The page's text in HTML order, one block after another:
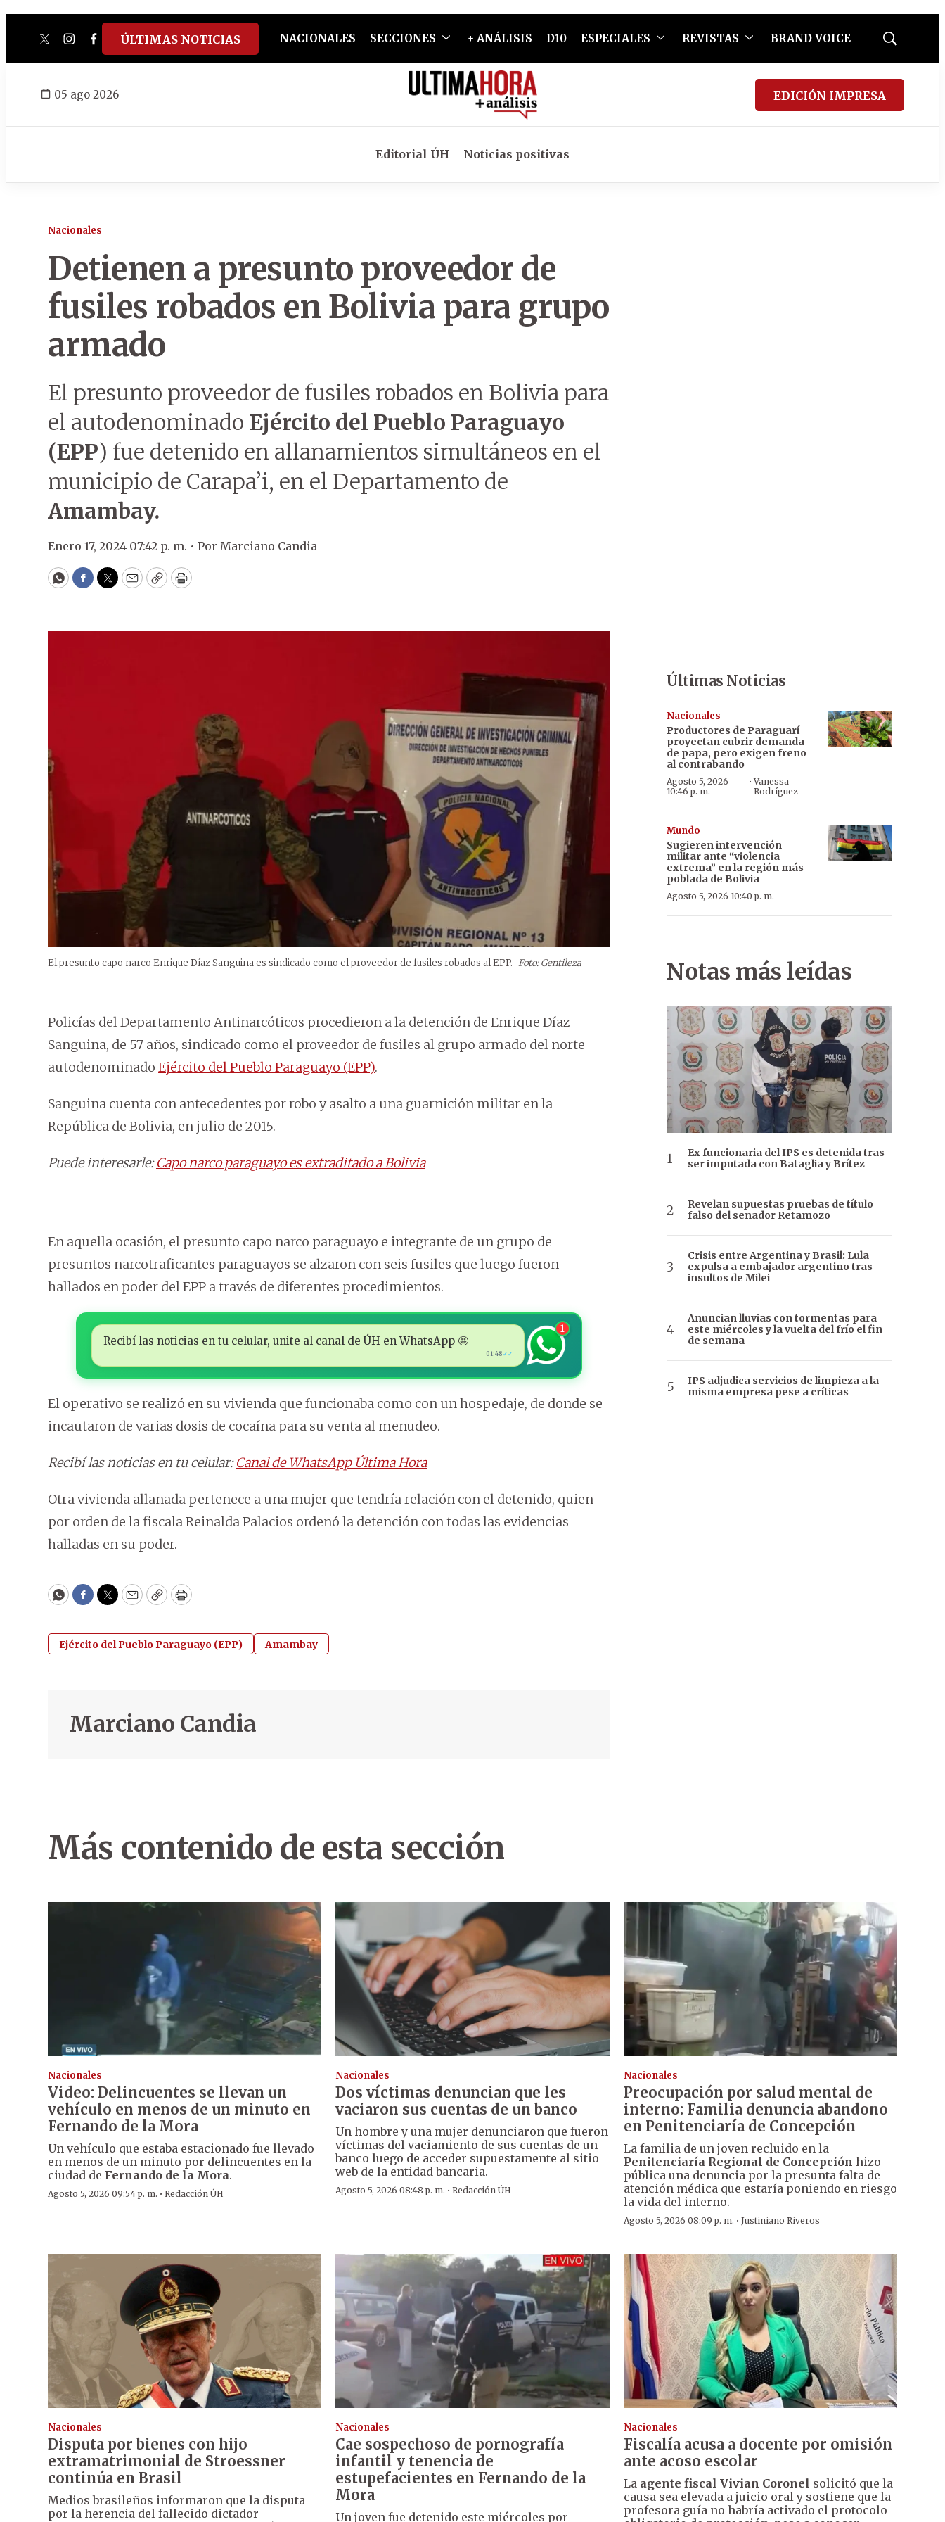
twitterinstagram
facebook
tiktokyoutube
spotify
ÚLTIMAS NOTICIAS NACIONALES SECCIONES + ANÁLISIS D10 ESPECIALES REVISTAS BRAND VOICE
Mostrar
05 ago 2026 EDICIÓN IMPRESA
Editorial ÚH Noticias positivas
Nacionales
Detienen a presunto proveedor de
fusiles robados en Bolivia para grupo
armado
El presunto proveedor de fusiles robados en Bolivia para
el autodenominado Ejército del Pueblo Paraguayo
(EPP) fue detenido en allanamientos simultáneos en el
municipio de Carapa’i, en el Departamento de
Amambay.
Enero 17, 2024 07:42 p. m. • Por Marciano Candia
WhatsApp
Facebook
Twitter
EmailCopyPrint
El presunto capo narco Enrique Díaz Sanguina es sindicado como el proveedor de fusiles robados al EPP. Foto: Gentileza
Policías del Departamento Antinarcóticos procedieron a la detención de Enrique Díaz
Sanguina, de 57 años, sindicado como el proveedor de fusiles al grupo armado del norte
autodenominado Ejército del Pueblo Paraguayo (EPP).
Sanguina cuenta con antecedentes por robo y asalto a una guarnición militar en la
República de Bolivia, en julio de 2015.
Puede interesarle:Capo narco paraguayo es extraditado a Bolivia
En aquella ocasión, el presunto capo narco paraguayo e integrante de un grupo de
presuntos narcotraficantes paraguayos se alzaron con seis fusiles que luego fueron
hallados en poder del EPP a través de diferentes procedimientos.
Recibí las noticias en tu celular, unite al canal de ÚH en WhatsApp 🤩
01:48 ✓✓
1
El operativo se realizó en su vivienda que funcionaba como con un hospedaje, de donde se
incautaron de varias dosis de cocaína para su venta al menudeo.
Recibí las noticias en tu celular:Canal de WhatsApp Última Hora
Otra vivienda allanada pertenece a una mujer que tendría relación con el detenido, quien
por orden de la fiscala Reinalda Palacios ordenó la detención con todas las evidencias
halladas en su poder.
WhatsApp
Facebook
Twitter
EmailCopyPrint
Ejército del Pueblo Paraguayo (EPP) Amambay
Marciano Candia
Últimas Noticias
Nacionales
Productores de Paraguarí
proyectan cubrir demanda
de papa, pero exigen freno
al contrabando
Agosto 5, 2026
10:46 p. m.
·Vanessa
Rodríguez
Mundo
Sugieren intervención
militar ante “violencia
extrema” en la región más
poblada de Bolivia
Agosto 5, 2026 10:40 p. m.
Notas más leídas
Ex funcionaria del IPS es detenida tras
ser imputada con Bataglia y Brítez
Revelan supuestas pruebas de título
falso del senador Retamozo
Crisis entre Argentina y Brasil: Lula
expulsa a embajador argentino tras
insultos de Milei
Anuncian lluvias con tormentas para
este miércoles y la vuelta del frío el fin
de semana
IPS adjudica servicios de limpieza a la
misma empresa pese a críticas
Más contenido de esta sección
Nacionales
Video: Delincuentes se llevan un
vehículo en menos de un minuto en
Fernando de la Mora
Un vehículo que estaba estacionado fue llevado
en menos de un minuto por delincuentes en la
ciudad de Fernando de la Mora.
Agosto 5, 2026 09:54 p. m. · Redacción ÚH
Nacionales
Dos víctimas denuncian que les
vaciaron sus cuentas de un banco
Un hombre y una mujer denunciaron que fueron
víctimas del vaciamiento de sus cuentas de un
banco luego de acceder supuestamente al sitio
web de la entidad bancaria.
Agosto 5, 2026 08:48 p. m. ·Redacción ÚH
Nacionales
Preocupación por salud mental de
interno: Familia denuncia abandono
en Penitenciaría de Concepción
La familia de un joven recluido en la
Penitenciaría Regional de Concepción hizo
pública una denuncia por la presunta falta de
atención médica que estaría poniendo en riesgo
la vida del interno.
Agosto 5, 2026 08:09 p. m. · Justiniano Riveros
Nacionales
Disputa por bienes con hijo
extramatrimonial de Stroessner
continúa en Brasil
Medios brasileños informaron que la disputa
por la herencia del fallecido dictador
Nacionales
Cae sospechoso de pornografía
infantil y tenencia de
estupefacientes en Fernando de la
Mora
Un joven fue detenido este miércoles por
Nacionales
Fiscalía acusa a docente por omisión
ante acoso escolar
La agente fiscal Vivian Coronel solicitó que la
causa sea elevada a juicio oral y sostiene que la
profesora guía no habría activado el protocolo